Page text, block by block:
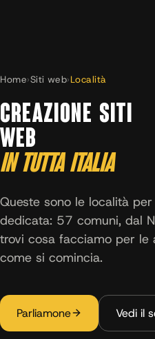
Home›Siti web›Località
CREAZIONE SITI
WEB
IN TUTTA ITALIA
Queste sono le località
dedicata: 57 comuni, dal
trovi cosa facciamo per le
come si comincia.
Parliamone Vedi il